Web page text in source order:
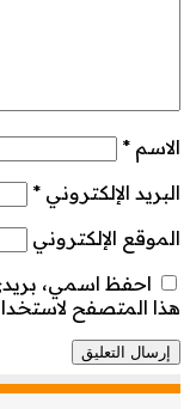
الاسم *
البريد الإلكتروني *
الموقع الإلكتروني
احفظ اسمي،
هذا المتصفح